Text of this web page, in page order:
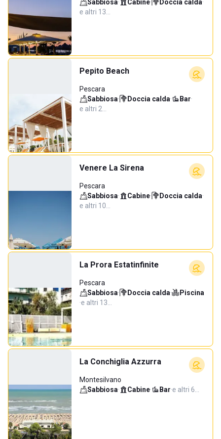
Sabbiosa· Cabine· Doccia calda·
e altri 13…
Pepito Beach
Pescara
Sabbiosa· Doccia calda· Bar·
e altri 2…
Venere La Sirena
Pescara
Sabbiosa· Cabine· Doccia calda·
e altri 10…
La Prora Estatinfinite
Pescara
Sabbiosa· Doccia calda·
Piscina
·e altri 13…
La Conchiglia Azzurra
Montesilvano
Sabbiosa· Cabine· Bar·e altri 6…